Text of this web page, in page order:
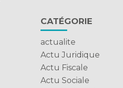
CATÉGORIE
actualite
Actu Juridique
Actu Fiscale
Actu Sociale